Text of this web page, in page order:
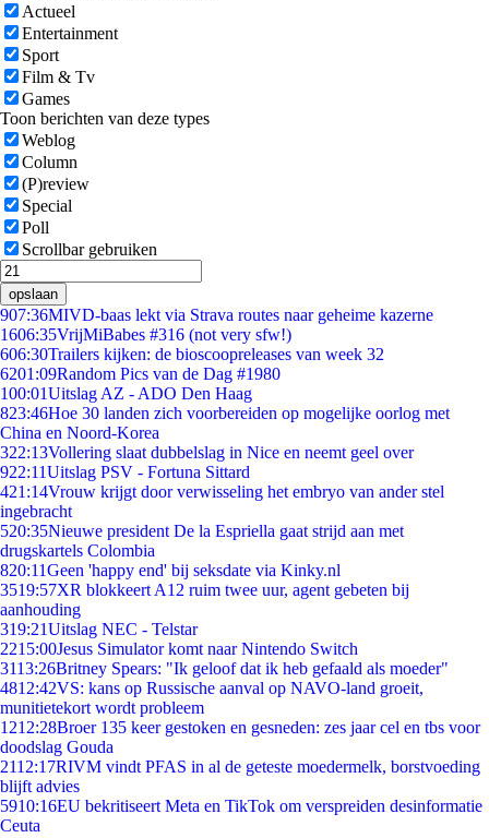
Actueel
Entertainment
Sport
Film & Tv
Games
Toon berichten van deze types
Weblog
Column
(P)review
Special
Poll
Scrollbar gebruiken
opslaan
907:36MIVD-baas lekt via Strava routes naar geheime kazerne
1606:35VrijMiBabes #316 (not very sfw!)
606:30Trailers kijken: de bioscoopreleases van week 32
6201:09Random Pics van de Dag #1980
100:01Uitslag AZ - ADO Den Haag
823:46Hoe 30 landen zich voorbereiden op mogelijke oorlog met
China en Noord-Korea
322:13Vollering slaat dubbelslag in Nice en neemt geel over
922:11Uitslag PSV - Fortuna Sittard
421:14Vrouw krijgt door verwisseling het embryo van ander stel
ingebracht
520:35Nieuwe president De la Espriella gaat strijd aan met
drugskartels Colombia
820:11Geen 'happy end' bij seksdate via Kinky.nl
3519:57XR blokkeert A12 ruim twee uur, agent gebeten bij
aanhouding
319:21Uitslag NEC - Telstar
2215:00Jesus Simulator komt naar Nintendo Switch
3113:26Britney Spears: "Ik geloof dat ik heb gefaald als moeder"
4812:42VS: kans op Russische aanval op NAVO-land groeit,
munitietekort wordt probleem
1212:28Broer 135 keer gestoken en gesneden: zes jaar cel en tbs voor
doodslag Gouda
2112:17RIVM vindt PFAS in al de geteste moedermelk, borstvoeding
blijft advies
5910:16EU bekritiseert Meta en TikTok om verspreiden desinformatie
Ceuta